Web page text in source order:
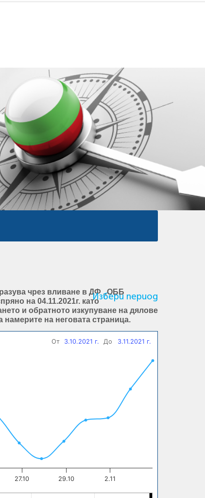
Избери период
чрез вливане в ДФ „ОББ
на 04.11.2021г. като
и обратното изкупуване на дялове
на неговата страница.
От 3.10.2021 г. До 3.11.2021 г.
27.10 29.10 2.11